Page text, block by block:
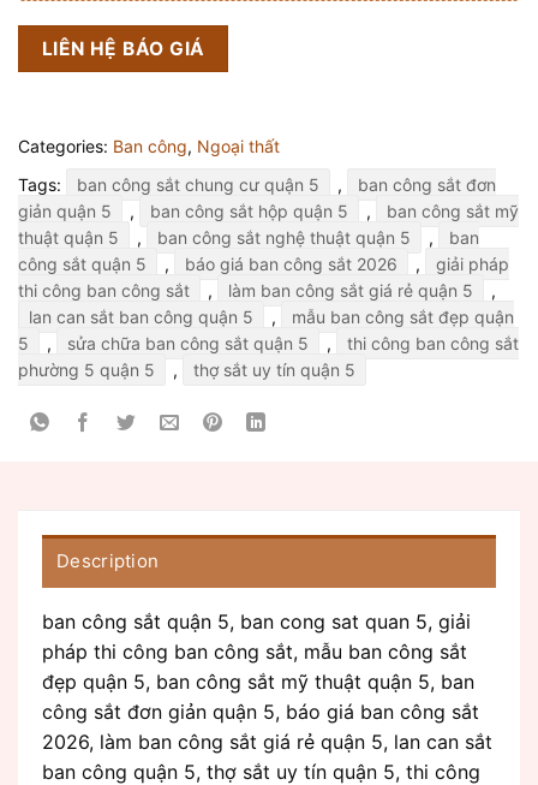
LIÊN HỆ BÁO GIÁ
Categories: Ban công, Ngoại thất
Tags:
ban công sắt chung cư quận 5 ,
ban công sắt đơn
giản quận 5
, ban công sắt hộp quận 5 ,
ban công sắt mỹ
thuật quận 5
, ban công sắt nghệ thuật quận 5 ,
ban
công sắt quận 5
, báo giá ban công sắt 2026 ,
giải pháp
thi công ban công sắt
, làm ban công sắt giá rẻ quận 5
,
lan can sắt ban công quận 5
,
mẫu ban công sắt đẹp quận
5
, sửa chữa ban công sắt quận 5 ,
thi công ban công sắt
phường 5 quận 5
, thợ sắt uy tín quận 5
Description
ban công sắt quận 5, ban cong sat quan 5, giải
pháp thi công ban công sắt, mẫu ban công sắt
đẹp quận 5, ban công sắt mỹ thuật quận 5, ban
công sắt đơn giản quận 5, báo giá ban công sắt
2026, làm ban công sắt giá rẻ quận 5, lan can sắt
ban công quận 5, thợ sắt uy tín quận 5, thi công